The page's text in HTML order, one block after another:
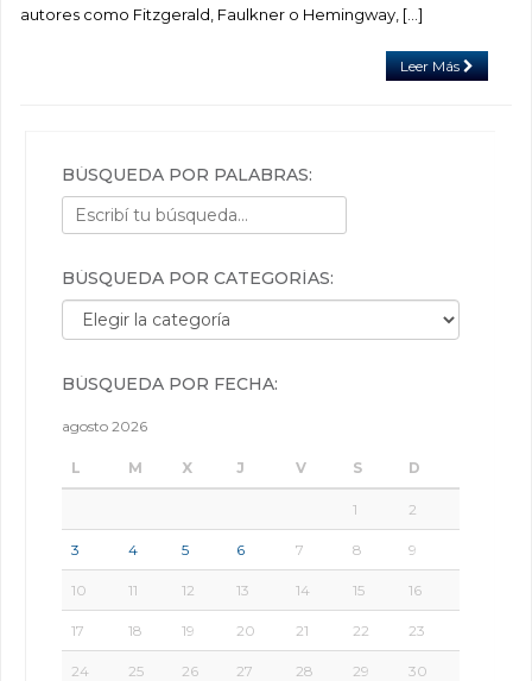
autores como Fitzgerald, Faulkner o Hemingway, […]
Leer Más
BÚSQUEDA POR PALABRAS:
BÚSQUEDA POR CATEGORÍAS:
Búsqueda por categorías:
BÚSQUEDA POR FECHA:
agosto 2026
L M X J V S D
1 2
3 4 5 6 7 8 9
10 11 12 13 14 15 16
17 18 19 20 21 22 23
24 25 26 27 28 29 30